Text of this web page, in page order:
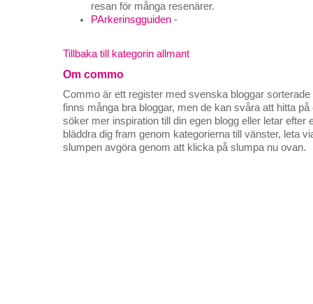
resan för många resenärer.
PArkerinsgguiden -
Tillbaka till kategorin allmant
Om commo
Commo är ett register med svenska bloggar sorterade
finns många bra bloggar, men de kan svåra att hitta
söker mer inspiration till din egen blogg eller letar efter
bläddra dig fram genom kategorierna till vänster, leta
slumpen avgöra genom att klicka på slumpa nu ovan.